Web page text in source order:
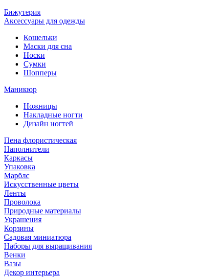
Бижутерия
Аксессуары для одежды
Кошельки
Маски для сна
Носки
Сумки
Шопперы
Маникюр
Ножницы
Накладные ногти
Дизайн ногтей
Пена флористическая
Наполнители
Каркасы
Упаковка
Марблс
Искусственные цветы
Ленты
Проволока
Природные материалы
Украшения
Корзины
Садовая миниатюра
Наборы для выращивания
Венки
Вазы
Декор интерьера